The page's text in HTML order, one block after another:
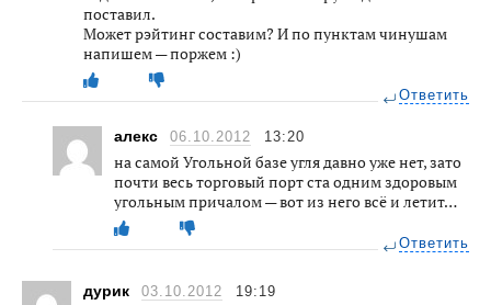
поставил.
Может рэйтинг составим? И по пунктам чинушам
напишем — поржем :)
Ответить
алекс 06.10.2012 13:20
на самой Угольной базе угля давно уже нет, зато
почти весь торговый порт ста одним здоровым
угольным причалом — вот из него всё и летит…
Ответить
дурик 03.10.2012 19:19